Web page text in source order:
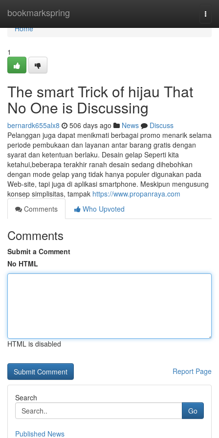
bookmarkspring
Home
Home
1
The smart Trick of hijau That
No One is Discussing
bernardk655alx8 506 days ago News
Discuss
Pelanggan juga dapat menikmati berbagai promo menarik selama
periode pembukaan dan layanan antar barang gratis dengan
syarat dan ketentuan berlaku. Desain gelap Seperti kita
ketahui,beberapa terakhir ranah desain sedang dihebohkan
dengan mode gelap yang tidak hanya populer digunakan pada
Web-site, tapi juga di aplikasi smartphone. Meskipun mengusung
konsep simplisitas, tampak https://www.propanraya.com
Comments
Who Upvoted
Comments
Submit a Comment
No HTML
HTML is disabled
Report Page
Search
Go
Published News